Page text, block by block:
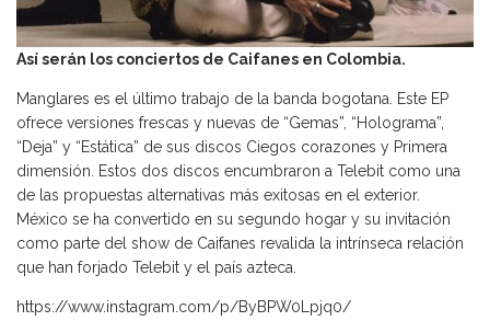
Así serán los conciertos de Caifanes en Colombia.
Manglares es el último trabajo de la banda bogotana. Este EP
ofrece versiones frescas y nuevas de “Gemas”, “Holograma”,
“Deja” y “Estática” de sus discos Ciegos corazones y Primera
dimensión. Estos dos discos encumbraron a Telebit como una
de las propuestas alternativas más exitosas en el exterior.
México se ha convertido en su segundo hogar y su invitación
como parte del show de Caifanes revalida la intrínseca relación
que han forjado Telebit y el país azteca.
https://www.instagram.com/p/ByBPW0Lpjq0/